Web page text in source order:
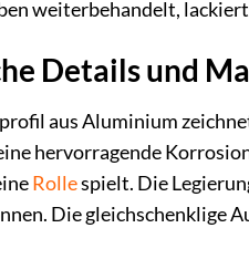
weiterbehandelt,
Details und
aus Aluminium
hervorragende
Rollespielt. Die
Die gleichschenklige